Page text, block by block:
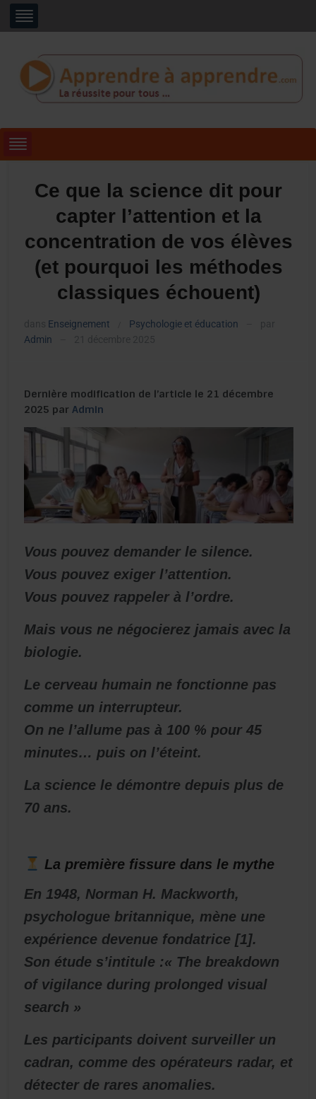
Ce que la science dit pour
capter l’attention et la
concentration de vos élèves
(et pourquoi les méthodes
classiques échouent)
Enseignement Psychologie et éducation
Admin
Dernière modification de l’article le 21 décembre
2025 parAdmin
Vous pouvez demander le silence.
Vous pouvez exiger l’attention.
Vous pouvez rappeler à l’ordre.
Mais vous ne négocierez jamais avec la
biologie.
Le cerveau humain ne fonctionne pas
comme un interrupteur.
On ne l’allume pas à 100 % pour 45
minutes… puis on l’éteint.
La science le démontre depuis plus de
70 ans.
La première fissure dans le mythe
En 1948, Norman H. Mackworth,
psychologue britannique, mène une
expérience devenue fondatrice [1].
Son étude s’intitule :« The breakdown
of vigilance during prolonged visual
search »
Les participants doivent surveiller un
cadran, comme des opérateurs radar, et
détecter de rares anomalies.